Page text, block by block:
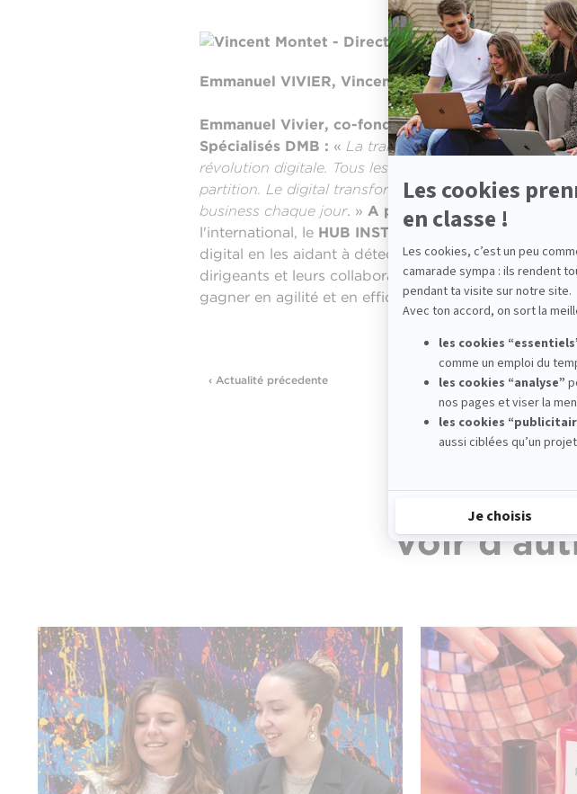
Emmanuel VIVIER, Vincent MONTET, Vincent
Emmanuel Vivier, co-fondateur du HUB Institute
Spécialisés DMB : « La transformation que nous
révolution digitale. Tous les métiers, et en
partition. Le digital transforme les attentes des
business chaque jour. » A propos du HUB Institute :
l'international, le HUB INSTITUTE
accompagne les
digital en les aidant à détecter et anticiper les
dirigeants et leurs collaborateurs, à repenser leur
gagner en agilité et en efficacité.
‹ Actualité précedente
Voir